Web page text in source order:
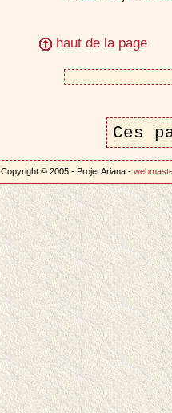
haut de la page
Ces
Copyright © 2005 - Projet Ariana -